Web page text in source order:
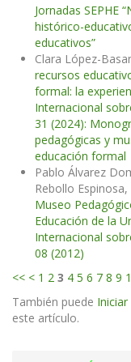
Jornadas SEPHE
histórico-
educativos”
Clara López-
recursos
formal: la
Internacional
31 (2024):
pedagógicas y
educación formal
Pablo Álvarez
Rebollo Espinosa,
Museo
Educación de la
Internacional
08 (2012)
<< < 1 2 3 4 5 6 7 8 9
También puede
este artículo.